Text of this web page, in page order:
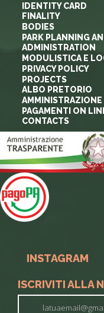
IDENTITY CARD
FINALITY
BODIES
PARK PLANNING
ADMINISTRATION
MODULISTICA E
PRIVACY POLICY
PROJECTS
ALBO PRETORIO
AMMINISTRAZIONE
PAGAMENTI ON
CONTACTS
INSTAGRAM
ISCRIVITI ALLA